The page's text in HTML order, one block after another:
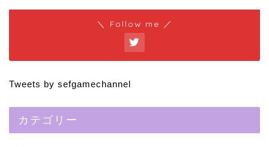
＼ Follow me ／
Tweets by sefgamechannel
カテゴリー